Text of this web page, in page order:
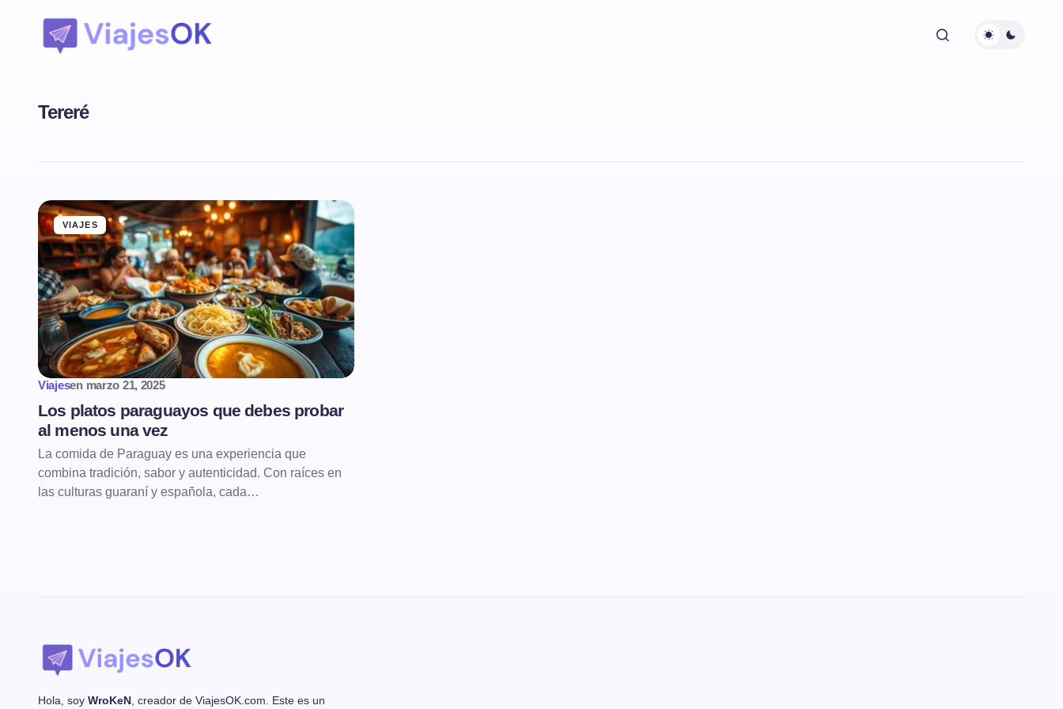
Tereré
VIAJES
Viajesen marzo 21, 2025
Los platos paraguayos que debes probar
al menos una vez
La comida de Paraguay es una experiencia que
combina tradición, sabor y autenticidad. Con raíces en
las culturas guaraní y española, cada…
Hola, soy WroKeN , creador de ViajesOK.com. Este es un